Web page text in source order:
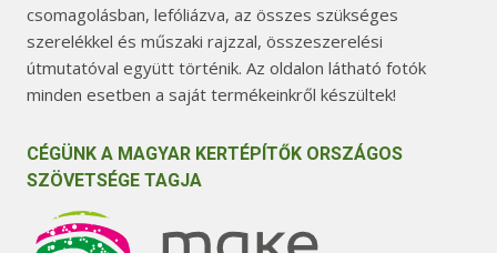
csomagolásban, lefóliázva, az összes szükséges
szerelékkel és műszaki rajzzal, összeszerelési
útmutatóval együtt történik. Az oldalon látható fotók
minden esetben a saját termékeinkről készültek!
CÉGÜNK A MAGYAR KERTÉPÍTŐK ORSZÁGOS
SZÖVETSÉGE TAGJA